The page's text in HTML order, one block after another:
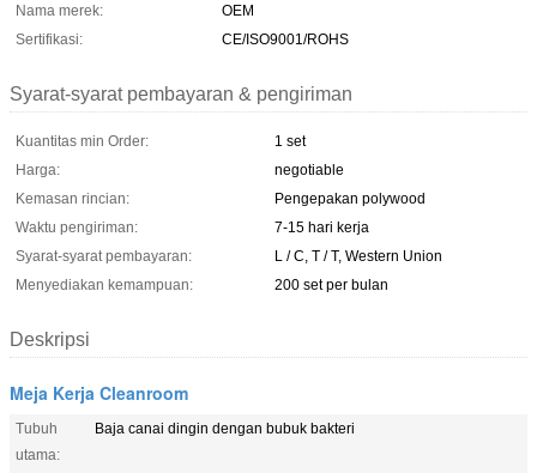
Nama merek:
OEM
Sertifikasi:
CE/ISO9001/ROHS
Syarat-syarat pembayaran & pengiriman
Kuantitas min Order:
1 set
Harga:
negotiable
Kemasan rincian:
Pengepakan polywood
Waktu pengiriman:
7-15 hari kerja
Syarat-syarat pembayaran:
L / C, T / T, Western Union
Menyediakan kemampuan:
200 set per bulan
Deskripsi
Meja Kerja Cleanroom
Tubuh
utama:
Baja canai dingin dengan bubuk bakteri